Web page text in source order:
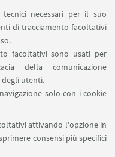
necessari per il suo
di tracciamento facoltativi
facoltativi sono usati per
della comunicazione
utenti.
solo con i cookie
attivando l'opzione in
consensi più specifici
modalità
La
attraverso
acque,
e
forestale.